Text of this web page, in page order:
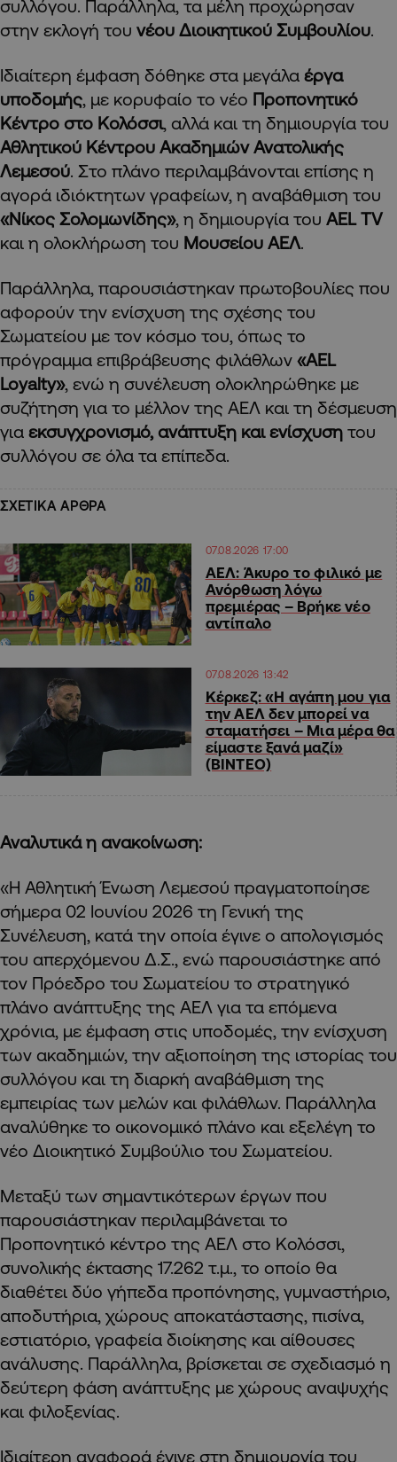
συλλόγου. Παράλληλα, τα μέλη προχώρησαν
στην εκλογή του νέου Διοικητικού Συμβουλίου.
Ιδιαίτερη έμφαση δόθηκε στα μεγάλα έργα
υποδομής, με κορυφαίο το νέο Προπονητικό
Κέντρο στο Κολόσσι, αλλά και τη δημιουργία του
Αθλητικού Κέντρου Ακαδημιών Ανατολικής
Λεμεσού. Στο πλάνο περιλαμβάνονται επίσης η
αγορά ιδιόκτητων γραφείων, η αναβάθμιση του
«Νίκος Σολομωνίδης», η δημιουργία του AEL TV
και η ολοκλήρωση του Μουσείου ΑΕΛ.
Παράλληλα, παρουσιάστηκαν πρωτοβουλίες που
αφορούν την ενίσχυση της σχέσης του
Σωματείου με τον κόσμο του, όπως το
πρόγραμμα επιβράβευσης φιλάθλων «AEL
Loyalty», ενώ η συνέλευση ολοκληρώθηκε με
συζήτηση για το μέλλον της ΑΕΛ και τη δέσμευση
για εκσυγχρονισμό, ανάπτυξη και ενίσχυση του
συλλόγου σε όλα τα επίπεδα.
ΣΧΕΤΙΚΑ ΑΡΘΡΑ
07.08.2026 17:00
ΑΕΛ: Άκυρο το φιλικό με
Ανόρθωση λόγω
πρεμιέρας – Βρήκε νέο
αντίπαλο
07.08.2026 13:42
Κέρκεζ: «Η αγάπη μου για
την ΑΕΛ δεν μπορεί να
σταματήσει – Μια μέρα θα
είμαστε ξανά μαζί»
(ΒΙΝΤΕΟ)
Αναλυτικά η ανακοίνωση:
«Η Αθλητική Ένωση Λεμεσού πραγματοποίησε
σήμερα 02 Ιουνίου 2026 τη Γενική της
Συνέλευση, κατά την οποία έγινε ο απολογισμός
του απερχόμενου Δ.Σ., ενώ παρουσιάστηκε από
τον Πρόεδρο του Σωματείου το στρατηγικό
πλάνο ανάπτυξης της ΑΕΛ για τα επόμενα
χρόνια, με έμφαση στις υποδομές, την ενίσχυση
των ακαδημιών, την αξιοποίηση της ιστορίας του
συλλόγου και τη διαρκή αναβάθμιση της
εμπειρίας των μελών και φιλάθλων. Παράλληλα
αναλύθηκε το οικονομικό πλάνο και εξελέγη το
νέο Διοικητικό Συμβούλιο του Σωματείου.
Μεταξύ των σημαντικότερων έργων που
παρουσιάστηκαν περιλαμβάνεται το
Προπονητικό κέντρο της ΑΕΛ στο Κολόσσι,
συνολικής έκτασης 17.262 τ.μ., το οποίο θα
διαθέτει δύο γήπεδα προπόνησης, γυμναστήριο,
αποδυτήρια, χώρους αποκατάστασης, πισίνα,
εστιατόριο, γραφεία διοίκησης και αίθουσες
ανάλυσης. Παράλληλα, βρίσκεται σε σχεδιασμό η
δεύτερη φάση ανάπτυξης με χώρους αναψυχής
και φιλοξενίας.
Ιδιαίτερη αναφορά έγινε στη δημιουργία του